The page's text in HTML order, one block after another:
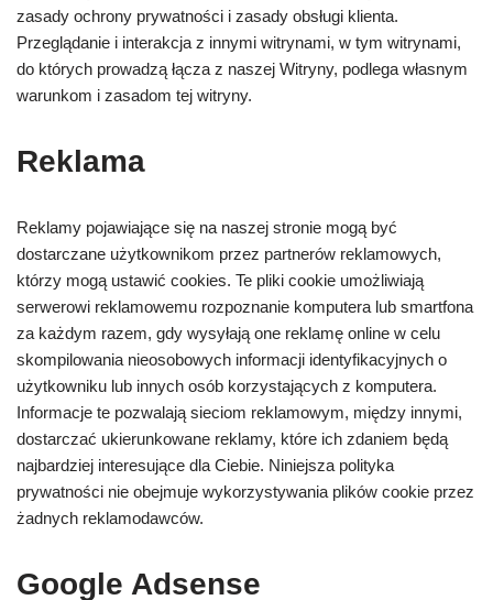
zasady ochrony prywatności i zasady obsługi klienta.
Przeglądanie i interakcja z innymi witrynami, w tym witrynami,
do których prowadzą łącza z naszej Witryny, podlega własnym
warunkom i zasadom tej witryny.
Reklama
Reklamy pojawiające się na naszej stronie mogą być
dostarczane użytkownikom przez partnerów reklamowych,
którzy mogą ustawić cookies. Te pliki cookie umożliwiają
serwerowi reklamowemu rozpoznanie komputera lub smartfona
za każdym razem, gdy wysyłają one reklamę online w celu
skompilowania nieosobowych informacji identyfikacyjnych o
użytkowniku lub innych osób korzystających z komputera.
Informacje te pozwalają sieciom reklamowym, między innymi,
dostarczać ukierunkowane reklamy, które ich zdaniem będą
najbardziej interesujące dla Ciebie. Niniejsza polityka
prywatności nie obejmuje wykorzystywania plików cookie przez
żadnych reklamodawców.
Google Adsense